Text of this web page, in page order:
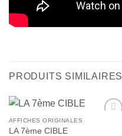
PRODUITS SIMILAIRES
AFFICHES ORIGINALES
LA 7ème CIBLE